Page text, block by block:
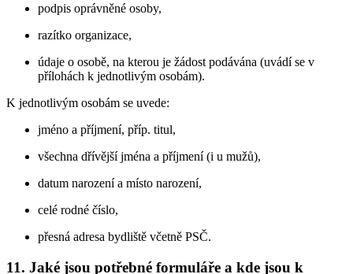
podpis oprávněné osoby,
razítko organizace,
údaje o osobě, na kterou je žádost podávána (uvádí se v
přílohách k jednotlivým osobám).
K jednotlivým osobám se uvede:
jméno a příjmení, příp. titul,
všechna dřívější jména a příjmení (i u mužů),
datum narození a místo narození,
celé rodné číslo,
přesná adresa bydliště včetně PSČ.
11. Jaké jsou potřebné formuláře a kde jsou k